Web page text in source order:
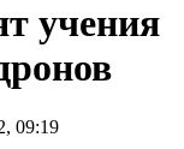
учения
09:19